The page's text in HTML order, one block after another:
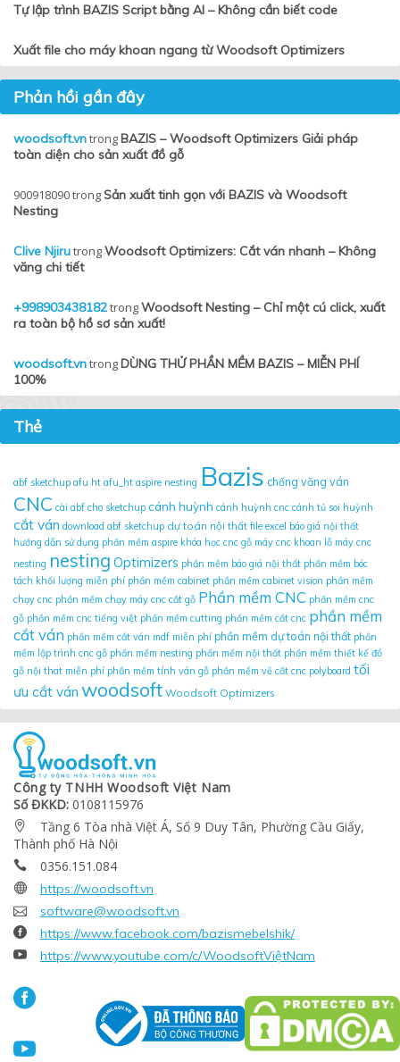
Tự lập trình BAZIS Script bằng AI – Không cần biết code
Xuất file cho máy khoan ngang từ Woodsoft Optimizers
Phản hồi gần đây
woodsoft.vntrongBAZIS – Woodsoft Optimizers Giải pháp
toàn diện cho sản xuất đồ gỗ
900918090trongSản xuất tinh gọn với BAZIS và Woodsoft
Nesting
Clive NjirutrongWoodsoft Optimizers: Cắt ván nhanh – Không
văng chi tiết
+998903438182trongWoodsoft Nesting – Chỉ một cú click, xuất
ra toàn bộ hồ sơ sản xuất!
woodsoft.vntrongDÙNG THỬ PHẦN MỀM BAZIS – MIỄN PHÍ
100%
Thẻ
abf sketchup afu ht afu_ht aspire nesting Bazis chống văng ván
CNC cài abf cho sketchup cánh huỳnh cánh huỳnh cnc cánh tủ soi huỳnh
cắt ván download abf sketchup dự toán nội thất file excel báo giá nội thất
hướng dẫn sử dụng phần mềm aspire khóa học cnc gỗ máy cnc khoan lỗ máy cnc
nesting nesting Optimizers phần mềm báo giá nội thất phần mềm bóc
tách khối lượng miễn phí phần mềm cabinet phần mềm cabinet vision phần mềm
chạy cnc phần mềm chạy máy cnc cắt gỗ Phần mềm CNC phần mềm cnc
gỗ phần mềm cnc tiếng việt phần mềm cutting phần mềm cắt cnc phần mềm
cắt ván phần mềm cắt ván mdf miễn phí phần mềm dự toán nội thất phần
mềm lập trình cnc gỗ phần mềm nesting phần mềm nội thất phần mềm thiết kế đồ
gỗ nội that miễn phí phần mềm tính ván gỗ phần mềm vẽ cắt cnc polyboard tối
ưu cắt ván woodsoft Woodsoft Optimizers
Công ty TNHH Woodsoft Việt Nam
Số ĐKKD: 0108115976

Tầng 6 Tòa nhà Việt Á, Số 9 Duy Tân, Phường Cầu Giấy,
Thành phố Hà Nội
 0356.151.084
 https://woodsoft.vn
 software@woodsoft.vn
 https://www.facebook.com/bazismebelshik/
 https://www.youtube.com/c/WoodsoftViệtNam

